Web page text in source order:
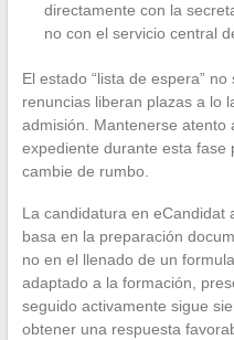
directamente con la
no con el servicio central
El estado “lista de espera”
renuncias liberan plazas a lo
admisión. Mantenerse atento
expediente durante esta fase
cambie de rumbo.
La candidatura en eCandidat
basa en la preparación
no en el llenado de un
adaptado a la formación,
seguido activamente sigue
obtener una respuesta